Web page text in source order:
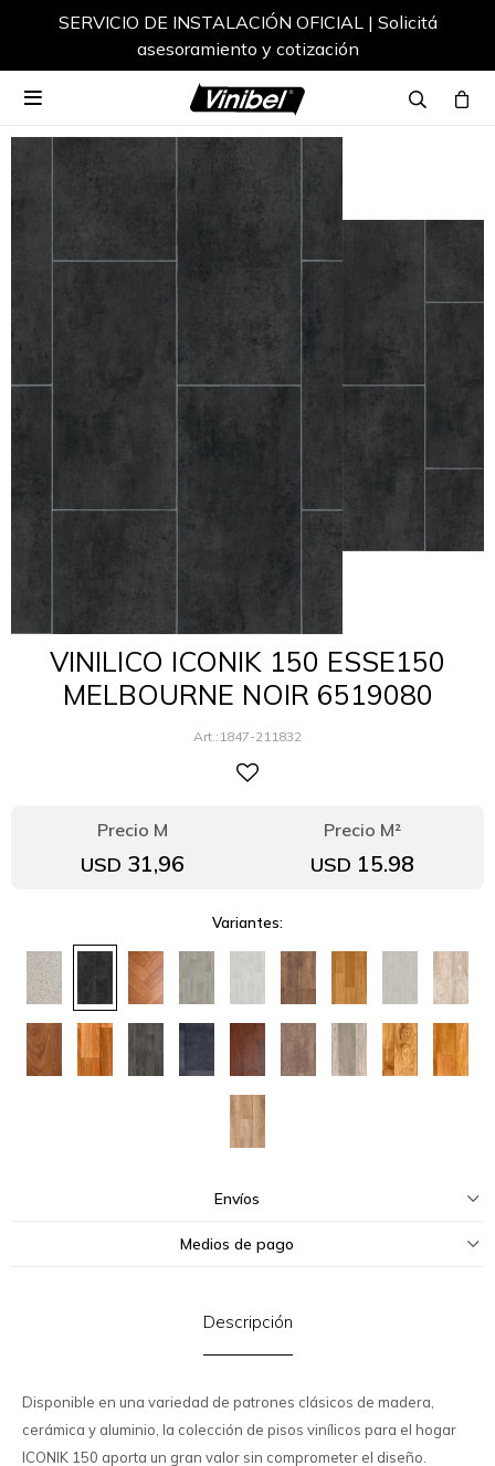
SERVICIO DE INSTALACIÓN OFICIAL | Solicitá
asesoramiento y cotización

VINILICO ICONIK 150 ESSE150
MELBOURNE NOIR 6519080
1847-211832
USD 31,96 USD 15.98
Variantes:
Envíos
Medios de pago
Descripción
Disponible en una variedad de patrones clásicos de madera,
cerámica y aluminio, la colección de pisos vinílicos para el hogar
ICONIK 150 aporta un gran valor sin comprometer el diseño.